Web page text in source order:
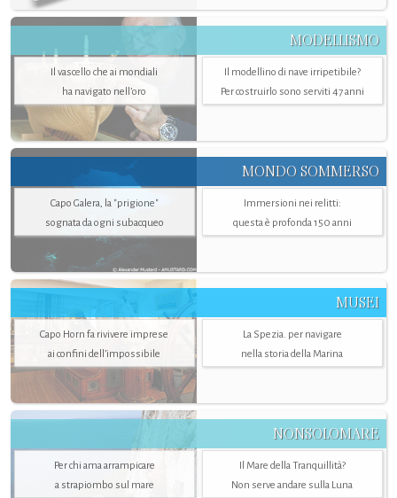
MODELLISMO
Il vascello che ai mondiali
ha navigato nell’oro
Il modellino di nave irripetibile?
Per costruirlo sono serviti 47 anni
MONDO SOMMERSO
Capo Galera, la "prigione"
sognata da ogni subacqueo
Immersioni nei relitti:
questa è profonda 150 anni
MUSEI
Capo Horn fa rivivere imprese
ai confini dell’impossibile
La Spezia. per navigare
nella storia della Marina
NONSOLOMARE
Per chi ama arrampicare
a strapiombo sul mare
Il Mare della Tranquillità?
Non serve andare sulla Luna